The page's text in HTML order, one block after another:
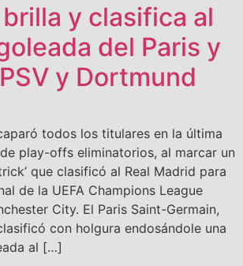
y clasifica al
del Paris y
y Dortmund
todos los titulares en la última
play-offs eliminatorios, al marcar un
que clasificó al Real Madrid para
de la UEFA Champions League
City. El Paris Saint-Germain,
con holgura endosándole una
al […]